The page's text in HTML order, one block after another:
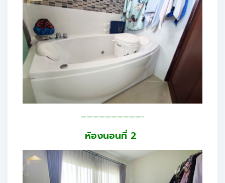
——————————-
ห้องนอนที่ 2